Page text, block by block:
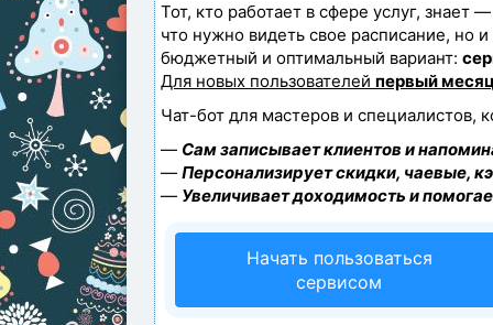
Тот, кто работает в сфере услуг, знает
что нужно видеть свое расписание, но
бюджетный и оптимальный вариант:
Для новых пользователей первый
Чат-бот для мастеров и специалистов,
— Сам записывает клиентов и
— Персонализирует скидки, чаевые,
— Увеличивает доходимость и
Начать пользоваться
сервисом